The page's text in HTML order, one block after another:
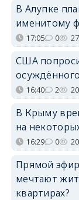
В Алупке
именитому
17:05 0
США
16:40 2
В Крыму
на
16:29 0
Прямой
мечтают
квартирах?